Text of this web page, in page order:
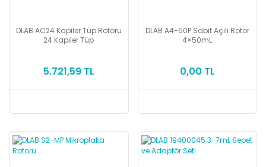
DLAB AC24 Kapiler Tüp Rotoru
24 Kapiler Tüp
5.721,59 TL
DLAB A4-50P Sabit Açılı Rotor
4×50mL
0,00 TL